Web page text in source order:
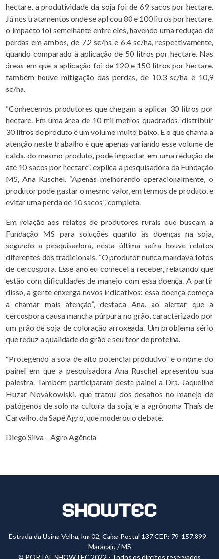
hectare, a produtividade da soja foi de 69 sacos por hectare.
Já nos tratamentos onde se aplicou 80 e 100 litros por hectare,
o impacto foi semelhante entre eles, havendo uma redução de
perdas em ambos, de 7,2 sc/ha e 6,4 sc/ha, respectivamente,
quando comparado à aplicação de 50 litros por hectare. Nas
áreas em que a aplicação foi de 120 e 150 litros por hectare,
também houve mitigação das perdas, de 10,3 sc/ha e 10,9
sc/ha.
“Conhecemos produtores que chegam a aplicar 30 litros por
hectare. Em uma área de 10 mil metros quadrados, distribuir
30 litros de produto é um volume muito baixo. E o que chama a
atenção neste trabalho é que apenas variando esse volume de
calda, do mesmo produto, pode impactar em uma redução de
até 10 sacos por hectare”, explica a pesquisadora da Fundação
MS, Ana Ruschel. “Apenas melhorando operacionalmente, o
produtor pode gastar o mesmo valor, em termos de produto, e
evitar uma perda de 10 sacos”, completa.
Em relação aos relatos de produtores rurais que buscam a
Fundação MS para soluções quanto às doenças na soja,
segundo a pesquisadora, nesta última safra houve relatos
diferentes dos tradicionais. “O produtor nunca mandava fotos
de cercospora. Esse ano eu comecei a receber, relatando que
estão com dificuldades de manejo com essa doença. A partir
disso, a gente enxerga novos indicativos; essa doença começa
a chamar mais atenção”, destaca Ana, ao alertar que a
cercospora causa mancha púrpura no grão, caracterizado por
um grão de soja de coloração arroxeada. Um problema sério
que reduz a qualidade do grão e seu teor de proteína.
“Protegendo a soja de alto potencial produtivo” é o nome do
painel em que a pesquisadora Ana Ruschel apresentou sua
palestra. Também participaram deste painel a Dra. Jaqueline
Huzar Novakowiski, que tratou dos desafios no manejo de
patógenos de solo na cultura da soja, e a agrônoma Thaís de
Carvalho, da Sapé Agro, que moderou o debate.
Diego Silva – Agro Agência
Estrada da Usina Velha, km 02, Caixa Postal 137 CEP: 79-157.899 -
Maracaju / MS
© PORTAL SHOWTEC 2022 - Todos os direitos reservados